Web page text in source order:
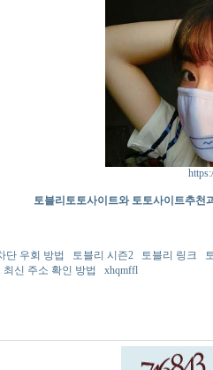
토블리 토토사이트와 토토사이트추천
단 우회 방법 토블리 시즌2 토블리 링크
신 주소 확인 방법 xhqmffl